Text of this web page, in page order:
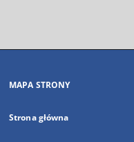
MAPA STRONY
Strona główna